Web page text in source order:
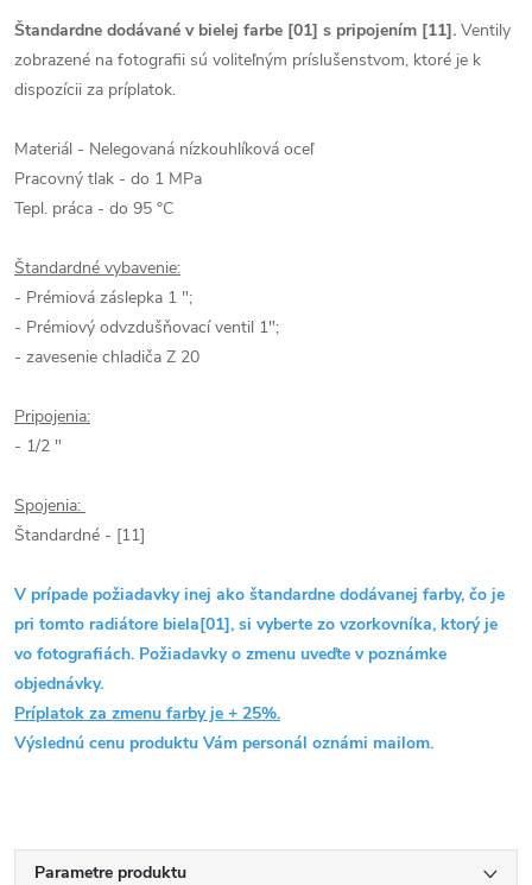
Štandardne dodávané v bielej farbe [01] s pripojením [11]. Ventily
zobrazené na fotografii sú voliteľným príslušenstvom, ktoré je k
dispozícii za príplatok.
Materiál - Nelegovaná nízkouhlíková oceľ
Pracovný tlak - do 1 MPa
Tepl. práca - do 95 °C
Štandardné vybavenie:
- Prémiová záslepka 1 ";
- Prémiový odvzdušňovací ventil 1";
- zavesenie chladiča Z 20
Pripojenia:
- 1/2 "
Spojenia:
Štandardné - [11]
V prípade požiadavky inej ako štandardne dodávanej farby, čo je
pri tomto radiátore biela[01], si vyberte zo vzorkovníka, ktorý je
vo fotografiách. Požiadavky o zmenu uveďte v poznámke
objednávky.
Príplatok za zmenu farby je + 25%.
Výslednú cenu produktu Vám personál oznámi mailom.
Parametre produktu